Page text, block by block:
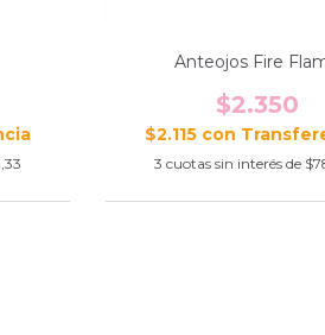
Anteojos Fire
$2.350
$2.115 con
3 cuotas sin interés de